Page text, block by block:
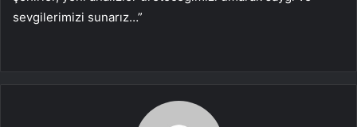
sevgilerimizi sunarız…”